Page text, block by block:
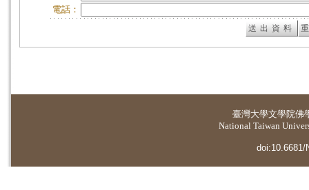
電話：
臺灣大學文學院佛
National Taiwan
doi:10.6681/